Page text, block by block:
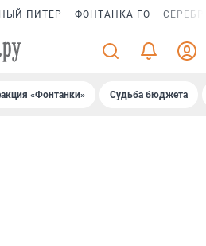
ПИТЕР ФОНТАНКА ГО
«Фонтанки» Судьба бюджета